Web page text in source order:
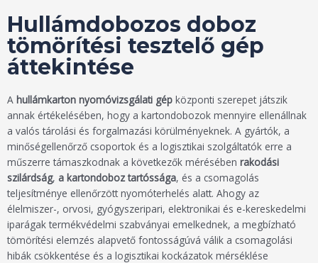
Hullámdobozos doboz
tömörítési tesztelő gép
áttekintése
A hullámkarton nyomóvizsgálati gép központi szerepet játszik
annak értékelésében, hogy a kartondobozok mennyire ellenállnak
a valós tárolási és forgalmazási körülményeknek. A gyártók, a
minőségellenőrző csoportok és a logisztikai szolgáltatók erre a
műszerre támaszkodnak a következők mérésében rakodási
szilárdság, a kartondoboz tartóssága, és a csomagolás
teljesítménye ellenőrzött nyomóterhelés alatt. Ahogy az
élelmiszer-, orvosi, gyógyszeripari, elektronikai és e-kereskedelmi
iparágak termékvédelmi szabványai emelkednek, a megbízható
tömörítési elemzés alapvető fontosságúvá válik a csomagolási
hibák csökkentése és a logisztikai kockázatok mérséklése